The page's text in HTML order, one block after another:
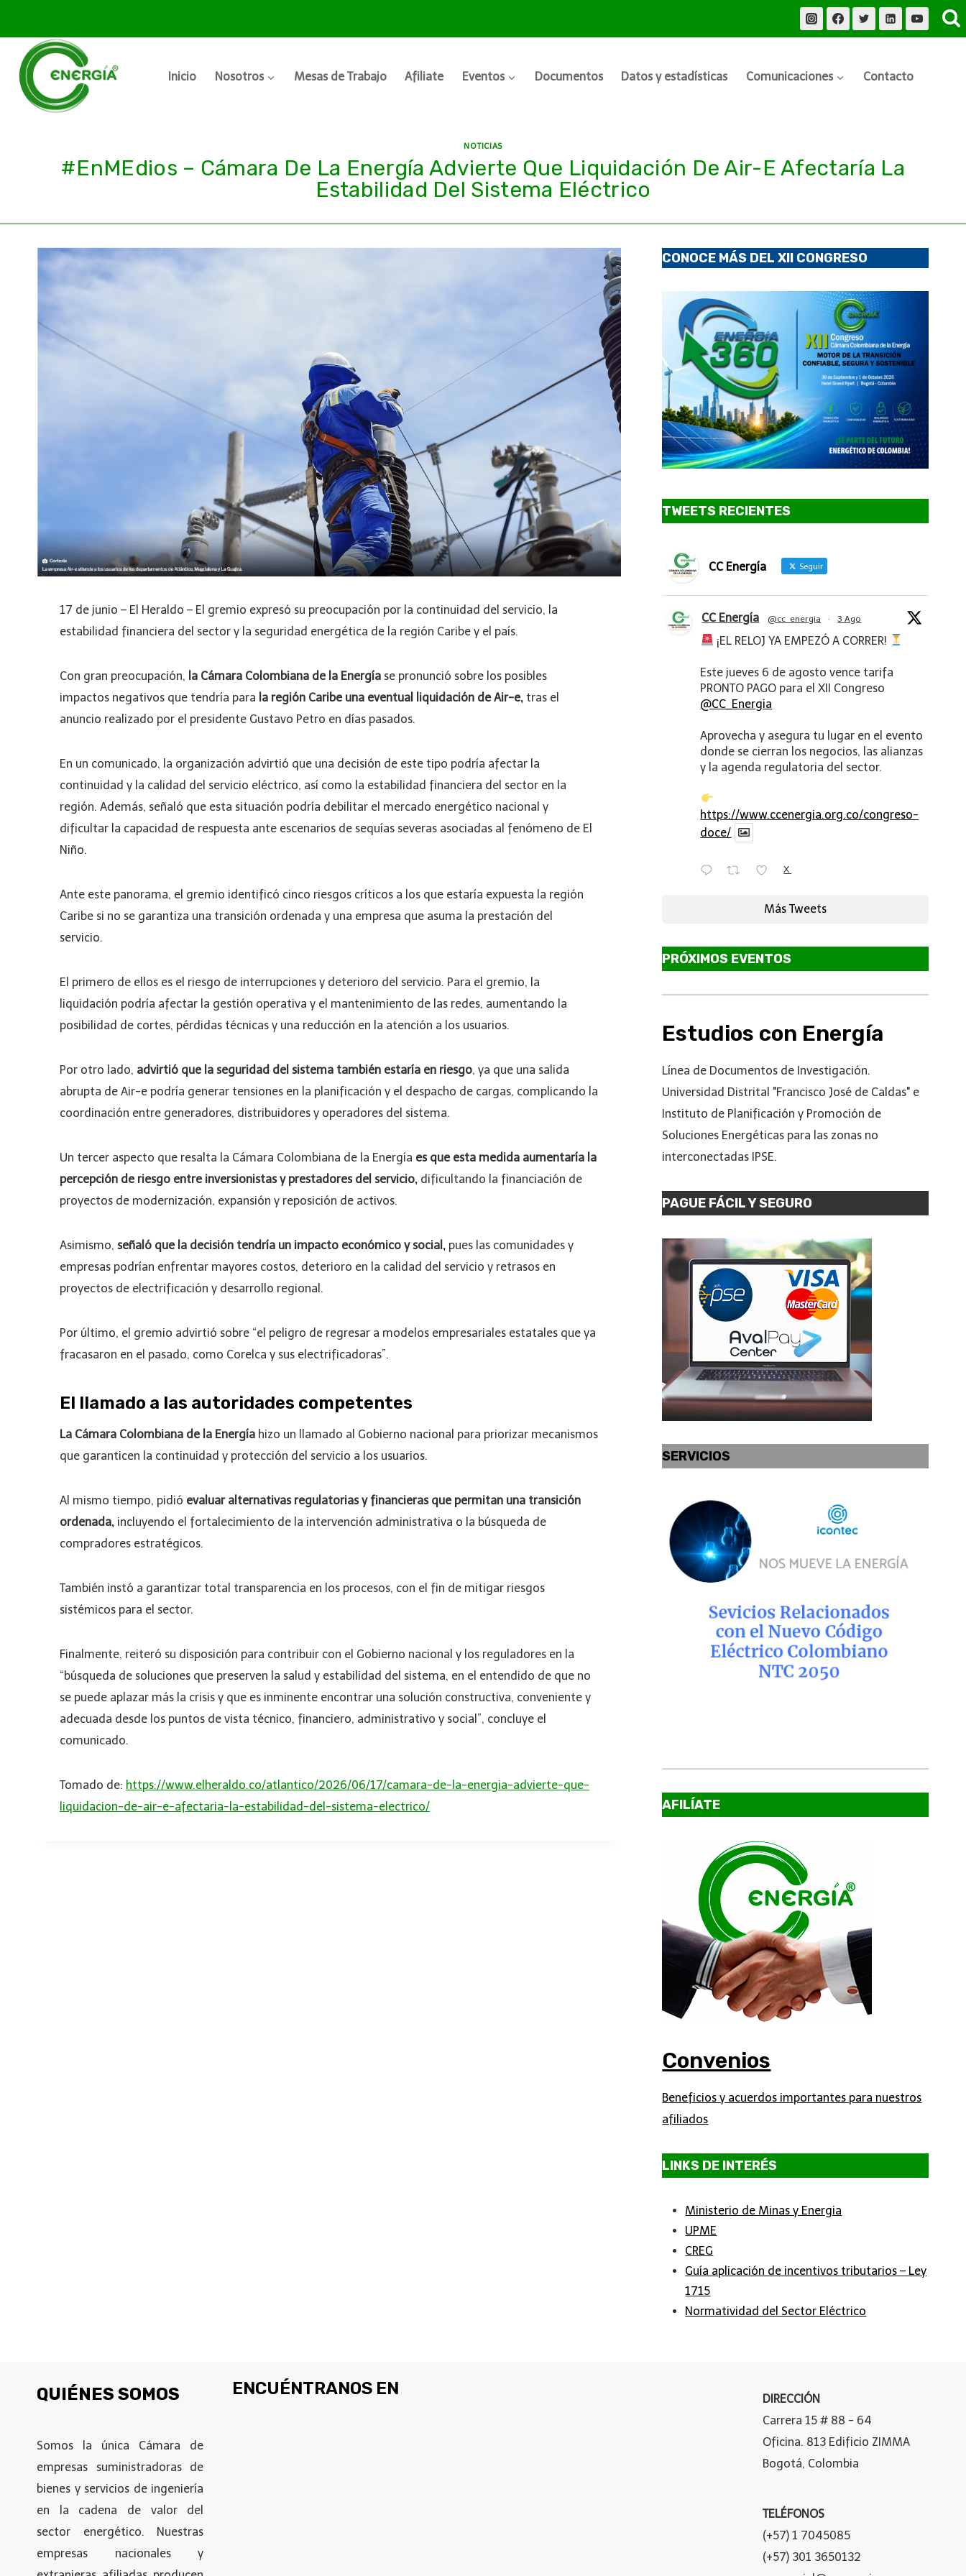
Inicio Nosotros Mesas de Trabajo Afiliate Eventos Documentos Datos y estadísticas Comunicaciones Contacto
NOTICIAS
#EnMEdios – Cámara De La Energía Advierte Que Liquidación De Air-E Afectaría La
Estabilidad Del Sistema Eléctrico
17 de junio – El Heraldo – El gremio expresó su preocupación por la continuidad del servicio, la
estabilidad financiera del sector y la seguridad energética de la región Caribe y el país.
Con gran preocupación, la Cámara Colombiana de la Energía se pronunció sobre los posibles
impactos negativos que tendría para la región Caribe una eventual liquidación de Air-e, tras el
anuncio realizado por el presidente Gustavo Petro en días pasados.
En un comunicado, la organización advirtió que una decisión de este tipo podría afectar la
continuidad y la calidad del servicio eléctrico, así como la estabilidad financiera del sector en la
región. Además, señaló que esta situación podría debilitar el mercado energético nacional y
dificultar la capacidad de respuesta ante escenarios de sequías severas asociadas al fenómeno de El
Niño.
Ante este panorama, el gremio identificó cinco riesgos críticos a los que estaría expuesta la región
Caribe si no se garantiza una transición ordenada y una empresa que asuma la prestación del
servicio.
El primero de ellos es el riesgo de interrupciones y deterioro del servicio. Para el gremio, la
liquidación podría afectar la gestión operativa y el mantenimiento de las redes, aumentando la
posibilidad de cortes, pérdidas técnicas y una reducción en la atención a los usuarios.
Por otro lado, advirtió que la seguridad del sistema también estaría en riesgo, ya que una salida
abrupta de Air-e podría generar tensiones en la planificación y el despacho de cargas, complicando la
coordinación entre generadores, distribuidores y operadores del sistema.
Un tercer aspecto que resalta la Cámara Colombiana de la Energía es que esta medida aumentaría la
percepción de riesgo entre inversionistas y prestadores del servicio, dificultando la financiación de
proyectos de modernización, expansión y reposición de activos.
Asimismo, señaló que la decisión tendría un impacto económico y social, pues las comunidades y
empresas podrían enfrentar mayores costos, deterioro en la calidad del servicio y retrasos en
proyectos de electrificación y desarrollo regional.
Por último, el gremio advirtió sobre “el peligro de regresar a modelos empresariales estatales que ya
fracasaron en el pasado, como Corelca y sus electrificadoras”.
El llamado a las autoridades competentes
La Cámara Colombiana de la Energía hizo un llamado al Gobierno nacional para priorizar mecanismos
que garanticen la continuidad y protección del servicio a los usuarios.
Al mismo tiempo, pidió evaluar alternativas regulatorias y financieras que permitan una transición
ordenada, incluyendo el fortalecimiento de la intervención administrativa o la búsqueda de
compradores estratégicos.
También instó a garantizar total transparencia en los procesos, con el fin de mitigar riesgos
sistémicos para el sector.
Finalmente, reiteró su disposición para contribuir con el Gobierno nacional y los reguladores en la
“búsqueda de soluciones que preserven la salud y estabilidad del sistema, en el entendido de que no
se puede aplazar más la crisis y que es inminente encontrar una solución constructiva, conveniente y
adecuada desde los puntos de vista técnico, financiero, administrativo y social”, concluye el
comunicado.
Tomado de: https://www.elheraldo.co/atlantico/2026/06/17/camara-de-la-energia-advierte-que-
liquidacion-de-air-e-afectaria-la-estabilidad-del-sistema-electrico/
CONOCE MÁS DEL XII CONGRESO
TWEETS RECIENTES
CC Energía Seguir
CC Energía @cc_energia · 3 Ago
¡EL RELOJ YA EMPEZÓ A CORRER!
Este jueves 6 de agosto vence tarifa
PRONTO PAGO para el XII Congreso
@CC_Energia
Aprovecha y asegura tu lugar en el evento
donde se cierran los negocios, las alianzas
y la agenda regulatoria del sector.
https://www.ccenergia.org.co/congreso-
doce/
X
Más Tweets
PRÓXIMOS EVENTOS
Estudios con Energía
Línea de Documentos de Investigación.
Universidad Distrital "Francisco José de Caldas" e
Instituto de Planificación y Promoción de
Soluciones Energéticas para las zonas no
interconectadas IPSE.
PAGUE FÁCIL Y SEGURO
SERVICIOS
AFILÍATE
Convenios
Beneficios y acuerdos importantes para nuestros
afiliados
LINKS DE INTERÉS
Ministerio de Minas y Energia
UPME
CREG
Guía aplicación de incentivos tributarios – Ley
1715
Normatividad del Sector Eléctrico
QUIÉNES SOMOS
Somos la única Cámara de
empresas suministradoras de
bienes y servicios de ingeniería
en la cadena de valor del
sector energético. Nuestras
empresas nacionales y
ENCUÉNTRANOS EN
DIRECCIÓN
Carrera 15 # 88 - 64
Oficina. 813 Edificio ZIMMA
Bogotá, Colombia
TELÉFONOS
(+57) 1 7045085
(+57) 301 3650132